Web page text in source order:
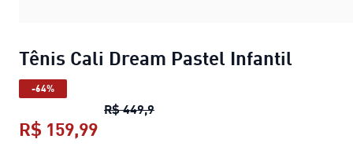
Tênis Cali Dream Pastel Infantil
-64%
R$ 449,9Tênis Cali Dream Pastel Infantil
R$ 159,99